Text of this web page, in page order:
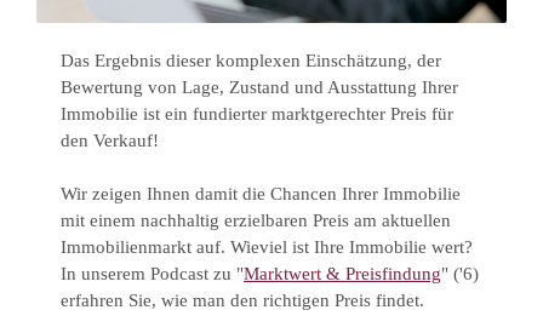
Das Ergebnis dieser komplexen Einschätzung, der
Bewertung von Lage, Zustand und Ausstattung Ihrer
Immobilie ist ein fundierter marktgerechter Preis für
den Verkauf!
Wir zeigen Ihnen damit die Chancen Ihrer Immobilie
mit einem nachhaltig erzielbaren Preis am aktuellen
Immobilienmarkt auf. Wieviel ist Ihre Immobilie wert?
In unserem Podcast zu "Marktwert & Preisfindung" ('6)
erfahren Sie, wie man den richtigen Preis findet.